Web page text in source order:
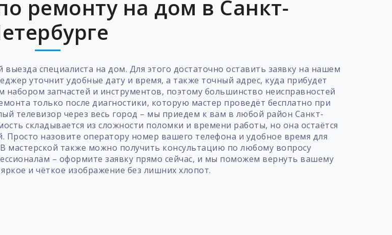
ремонту на дом в Санкт-
специалиста на дом. Для этого достаточно оставить заявку на нашем
уточнит удобные дату и время, а также точный адрес, куда прибудет
набором запчастей и инструментов, поэтому большинство неисправностей
только после диагностики, которую мастер проведёт бесплатно при
телевизор через весь город – мы приедем к вам в любой район Санкт-
складывается из сложности поломки и времени работы, но она остаётся
Просто назовите оператору номер вашего телефона и удобное время для
мастерской также можно получить консультацию по любому вопросу
– оформите заявку прямо сейчас, и мы поможем вернуть вашему
и чёткое изображение без лишних хлопот.